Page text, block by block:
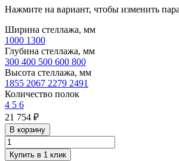
Нажмите на вариант, чтобы изменить
Ширина стеллажа, мм
1000 1300
Глубина стеллажа, мм
300 400 500 600 800
Высота стеллажа, мм
1855 2067 2279 2491
Количество полок
4 5 6
21 754 ₽
В корзину
Купить в 1 клик